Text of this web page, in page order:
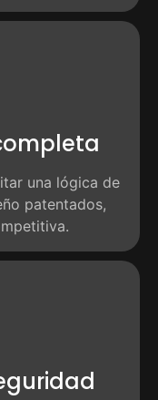
una lógica de
patentados,